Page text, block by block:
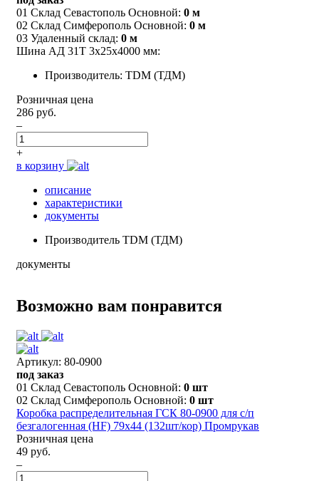
01 Склад Севастополь Основной: 0 м
02 Склад Симферополь Основной: 0 м
03 Удаленный склад: 0 м
Шина АД 31Т 3х25х4000 мм:
Производитель: TDM (ТДМ)
Розничная цена
286 руб.
–
+
в корзину
описание
характеристики
документы
Производитель TDM (ТДМ)
документы
Возможно вам понравится
Артикул: 80-0900
под заказ
01 Склад Севастополь Основной: 0 шт
02 Склад Симферополь Основной: 0 шт
Коробка распределительная ГСК 80-0900 для с/п
безгалогенная (HF) 79х44 (132шт/кор) Промрукав
Розничная цена
49 руб.
–